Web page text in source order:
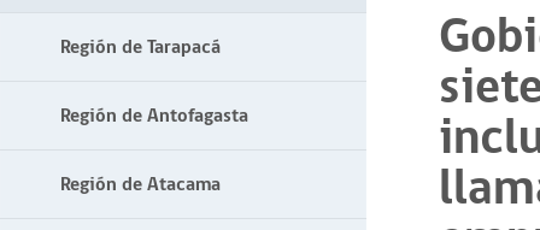
Región de Tarapacá
Región de Antofagasta
Región de Atacama